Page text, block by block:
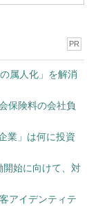
PR
属人化」を解消
保険料の会社負
業」は何に投資
開始に向けて、対
アイデンティテ